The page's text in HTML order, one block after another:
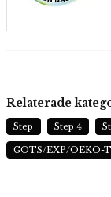
Relaterade
Step Step 4
GOTS/EXP/OEKO-